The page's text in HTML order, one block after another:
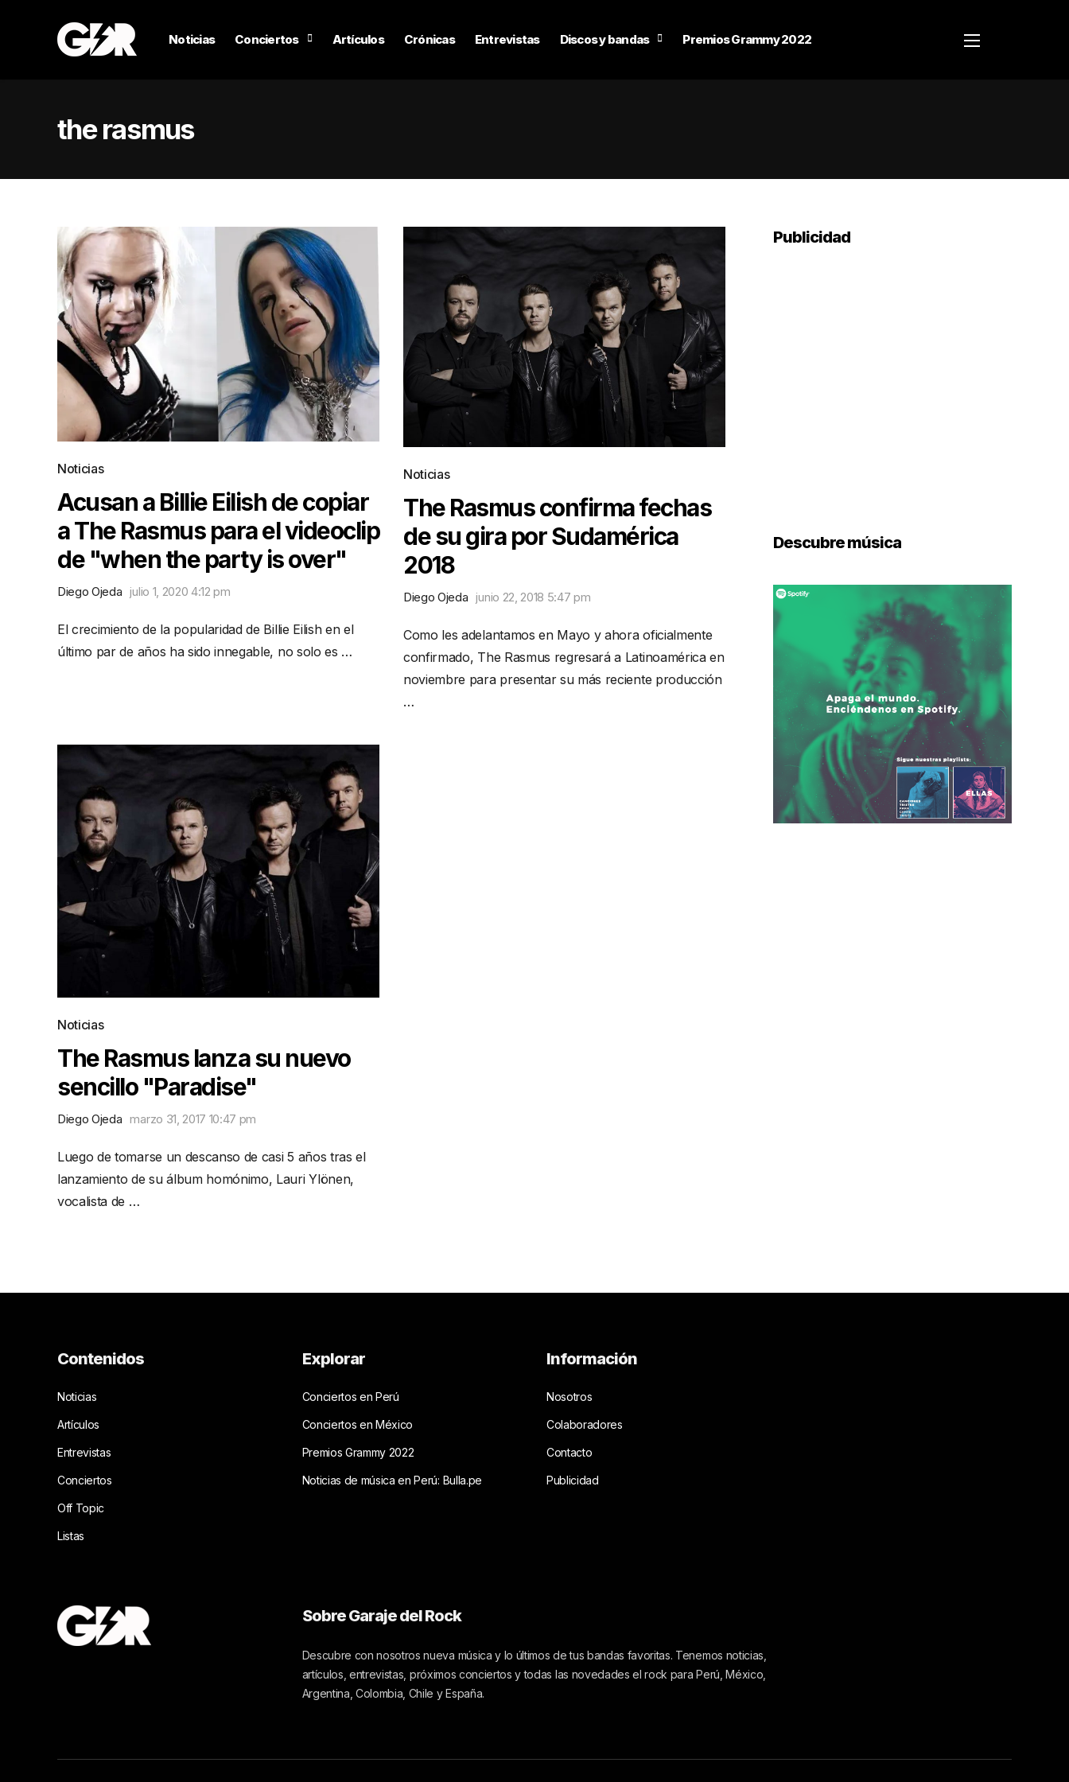
Noticias Conciertos Artículos Crónicas Entrevistas Discos y bandas Premios Grammy 2022
the rasmus
Noticias
Acusan a Billie Eilish de copiar
a The Rasmus para el videoclip
de "when the party is over"
Diego Ojeda julio 1, 2020 4:12 pm
El crecimiento de la popularidad de Billie Eilish en el
último par de años ha sido innegable, no solo es …
Noticias
The Rasmus confirma fechas
de su gira por Sudamérica
2018
Diego Ojeda junio 22, 2018 5:47 pm
Como les adelantamos en Mayo y ahora oficialmente
confirmado, The Rasmus regresará a Latinoamérica en
noviembre para presentar su más reciente producción
…
Noticias
The Rasmus lanza su nuevo
sencillo "Paradise"
Diego Ojeda marzo 31, 2017 10:47 pm
Luego de tomarse un descanso de casi 5 años tras el
lanzamiento de su álbum homónimo, Lauri Ylönen,
vocalista de …
Publicidad
Descubre música
Contenidos
Noticias
Artículos
Entrevistas
Conciertos
Off Topic
Listas
Explorar
Conciertos en Perú
Conciertos en México
Premios Grammy 2022
Noticias de música en Perú: Bulla.pe
Información
Nosotros
Colaboradores
Contacto
Publicidad
Sobre Garaje del Rock
Descubre con nosotros nueva música y lo últimos de tus bandas favoritas. Tenemos noticias,
artículos, entrevistas, próximos conciertos y todas las novedades el rock para Perú, México,
Argentina, Colombia, Chile y España.